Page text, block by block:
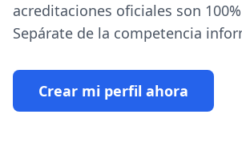
acreditaciones oficiales son
Sepárate de la competencia
Crear mi perfil ahora